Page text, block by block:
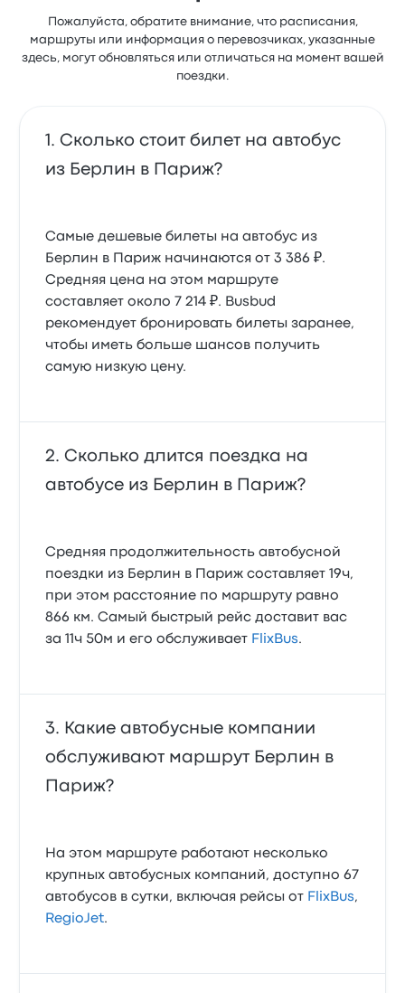
Пожалуйста, обратите внимание, что расписания,
маршруты или информация о перевозчиках, указанные
здесь, могут обновляться или отличаться на момент вашей
поездки.
Сколько стоит билет на автобус
из Берлин в Париж?
Самые дешевые билеты на автобус из
Берлин в Париж начинаются от 3 386 ₽.
Средняя цена на этом маршруте
составляет около 7 214 ₽. Busbud
рекомендует бронировать билеты заранее,
чтобы иметь больше шансов получить
самую низкую цену.
Сколько длится поездка на
автобусе из Берлин в Париж?
Средняя продолжительность автобусной
поездки из Берлин в Париж составляет 19ч,
при этом расстояние по маршруту равно
866 км. Самый быстрый рейс доставит вас
за 11ч 50м и его обслуживает FlixBus.
Какие автобусные компании
обслуживают маршрут Берлин в
Париж?
На этом маршруте работают несколько
крупных автобусных компаний, доступно 67
автобусов в сутки, включая рейсы от FlixBus,
RegioJet.